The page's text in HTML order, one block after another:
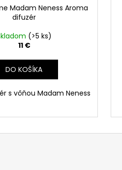
Madam Neness Aroma
difuzér
(>5 ks)
11 €
DO KOŠÍKA
s vôňou Madam Neness